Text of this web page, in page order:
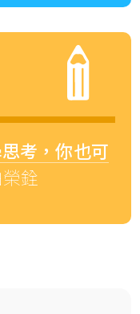
考，你也可
榮銓